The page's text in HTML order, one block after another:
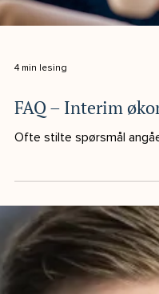
bakgrunn fra roller som
Controller. Han kommer
ressursbehov. Tidligere
han med seg en bred og